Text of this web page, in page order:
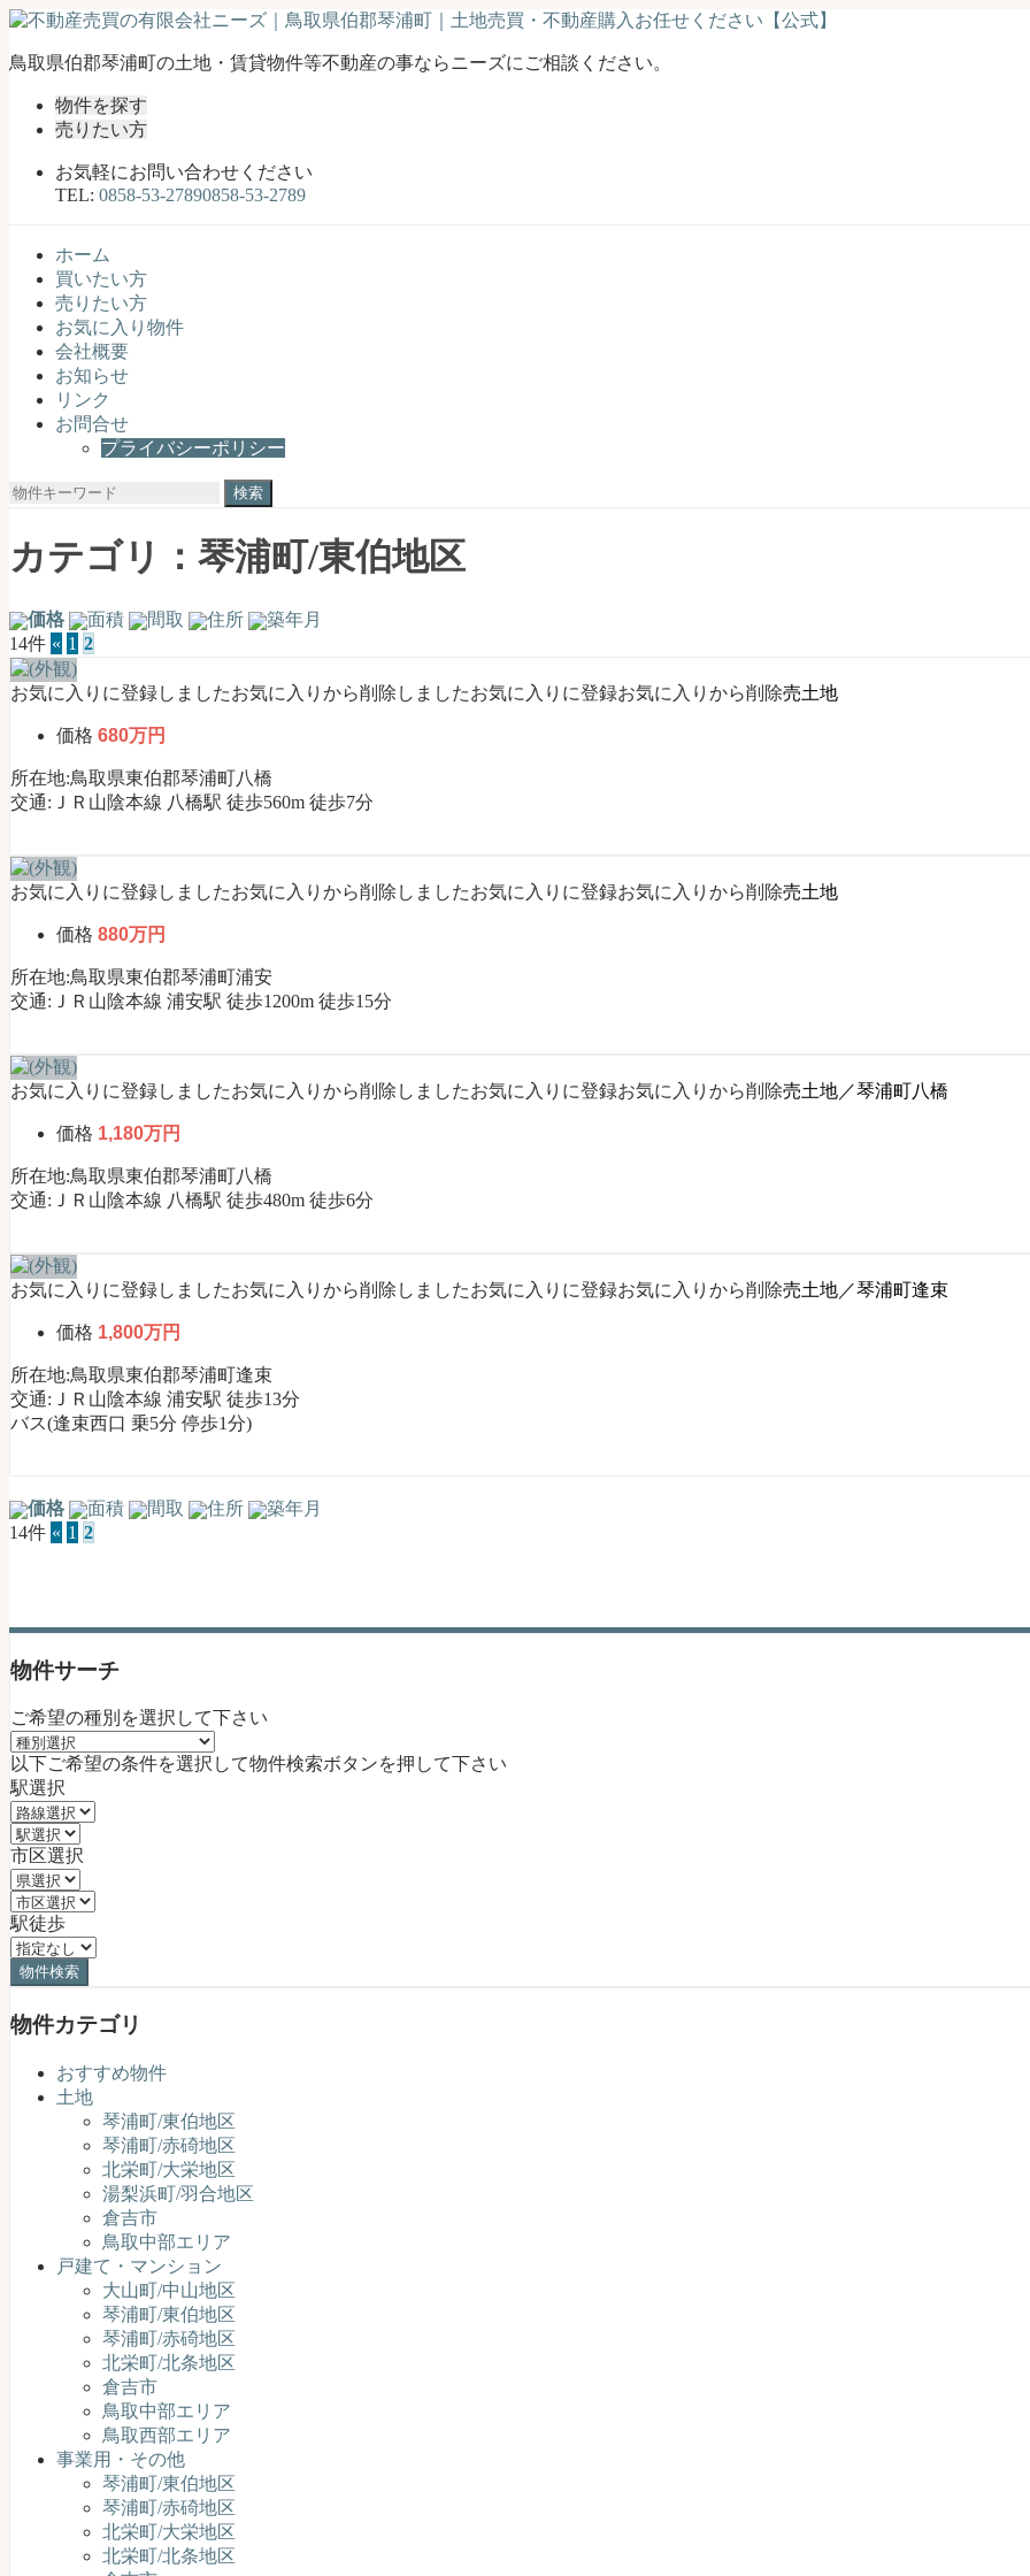
不
郡
浦
町
土
地
売
買・
購
入
任
せ
く
い
【公
鳥取県伯郡琴浦町の土地・賃貸物件等不動産の事ならニーズにご相談ください。
物件を探す
売りたい方
お気軽にお問い合わせください
TEL: 0858-53-27890858-53-2789
ホーム
買いたい方
売りたい方
お気に入り物件
会社概要
お知らせ
リンク
お問合せ
プライバシーポリシー
検
カテゴリ：琴浦町/東伯地区
価格 面積 間取 住所
築年月
14件 « 1 2
お気に入りに登録しましたお気に入りから削除しましたお気に入りに登録お気に入りから削除売土地
価格 680万円
所在地:鳥取県東伯郡琴浦町八橋
交通:ＪＲ山陰本線 八橋駅 徒歩560m 徒歩7分
お気に入りに登録しましたお気に入りから削除しましたお気に入りに登録お気に入りから削除売土地
価格 880万円
所在地:鳥取県東伯郡琴浦町浦安
交通:ＪＲ山陰本線 浦安駅 徒歩1200m 徒歩15分
お気に入りに登録しましたお気に入りから削除しましたお気に入りに登録お気に入りから削除売土地／琴浦町八橋
価格 1,180万円
所在地:鳥取県東伯郡琴浦町八橋
交通:ＪＲ山陰本線 八橋駅 徒歩480m 徒歩6分
お気に入りに登録しましたお気に入りから削除しましたお気に入りに登録お気に入りから削除売土地／琴浦町逢束
価格 1,800万円
所在地:鳥取県東伯郡琴浦町逢束
交通:ＪＲ山陰本線 浦安駅 徒歩13分
バス(逢束西口 乗5分 停歩1分)
価格 面積 間取 住所
築年月
14件 « 1 2
物件サーチ
ご希望の種別を選択して下さい
以下ご希望の条件を選択して物件検索ボタンを押して下さい
駅選択
市区選択
駅徒歩
物件カテゴリ
おすすめ物件
土地
琴浦町/東伯地区
琴浦町/赤碕地区
北栄町/大栄地区
湯梨浜町/羽合地区
倉吉市
鳥取中部エリア
戸建て・マンション
大山町/中山地区
琴浦町/東伯地区
琴浦町/赤碕地区
北栄町/北条地区
倉吉市
鳥取中部エリア
鳥取西部エリア
事業用・その他
琴浦町/東伯地区
琴浦町/赤碕地区
北栄町/大栄地区
北栄町/北条地区